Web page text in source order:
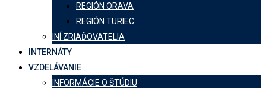
REGIÓN ORAVA
REGIÓN TURIEC
INÍ ZRIAĎOVATELIA
INTERNÁTY
VZDELÁVANIE
INFORMÁCIE O ŠTÚDIU